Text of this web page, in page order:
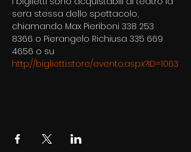
sera stessa dello spettacolo,
chiamando Max Pieriboni 338 253
8366 o Pierangelo Richiusa 335 669
4656 o su
http://biglietti.store/evento.aspx?ID=1063